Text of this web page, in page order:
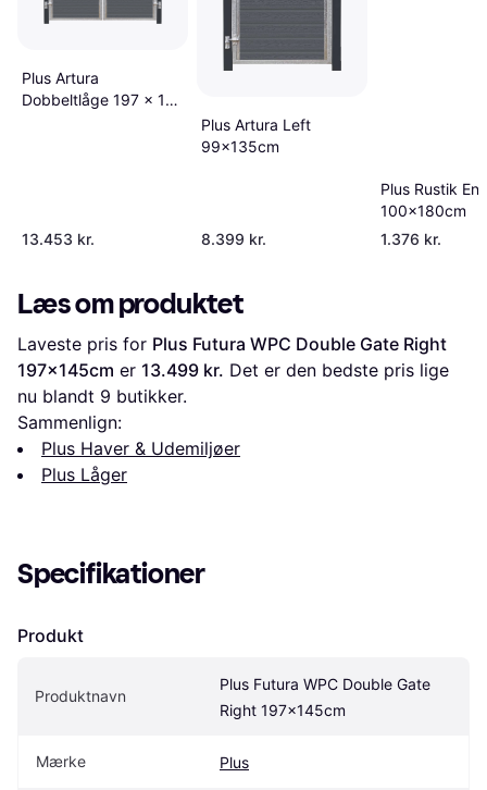
Plus Artura
Dobbeltlåge 197 x 175
13.453 kr.
Plus Artura Left
99x135cm
8.399 kr.
Plus Rustik
100x180cm
1.376 kr.
Læs om produktet
Laveste pris for Plus Futura WPC Double Gate Right
197x145cm er 13.499 kr. Det er den bedste pris lige
nu blandt 9 butikker.
Sammenlign:
Plus Haver & Udemiljøer
Plus Låger
Specifikationer
Produkt
Produktnavn
Plus Futura WPC Double Gate
Right 197x145cm
Mærke Plus